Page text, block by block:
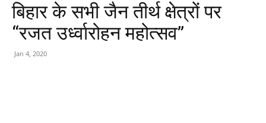
बिहार के सभी जैन तीर्थ क्षेत्रों पर
“रजत उर्ध्वारोहन महोत्सव”
Jan 4, 2020